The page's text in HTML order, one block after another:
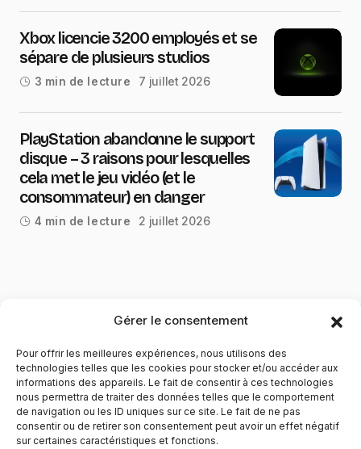
Gérer le consentement
Pour offrir les meilleures expériences, nous utilisons des
technologies telles que les cookies pour stocker et/ou accéder aux
informations des appareils. Le fait de consentir à ces technologies
nous permettra de traiter des données telles que le comportement
de navigation ou les ID uniques sur ce site. Le fait de ne pas
consentir ou de retirer son consentement peut avoir un effet négatif
sur certaines caractéristiques et fonctions.
Xbox licencie 3200 employés et se
sépare de plusieurs studios
3 min de lecture 7 juillet 2026
PlayStation abandonne le support
disque – 3 raisons pour lesquelles
cela met le jeu vidéo (et le
consommateur) en danger
4 min de lecture 2 juillet 2026
YubiGeek est un média français dédié aux nouvelles
technologies, à la culture geek et au numérique. Fondé par